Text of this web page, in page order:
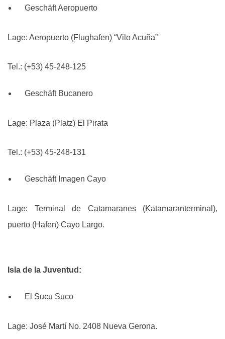
Geschäft Aeropuerto
Lage: Aeropuerto (Flughafen) “Vilo Acuña”
Tel.: (+53) 45-248-125
Geschäft Bucanero
Lage: Plaza (Platz) El Pirata
Tel.: (+53) 45-248-131
Geschäft Imagen Cayo
Lage: Terminal de Catamaranes (Katamaranterminal),
puerto (Hafen) Cayo Largo.
Isla de la Juventud:
El Sucu Suco
Lage: José Martí No. 2408 Nueva Gerona.